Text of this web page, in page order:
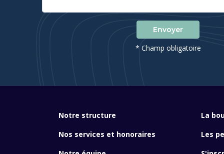
Envoyer
* Champ obligatoire
Notre structure
Nos services et honoraires
La
Les